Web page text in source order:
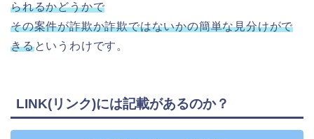
られるかどうかで
その案件が詐欺か詐欺ではないかの簡単な見分けがで
きるというわけです。
LINK(リンク)には記載があるのか？